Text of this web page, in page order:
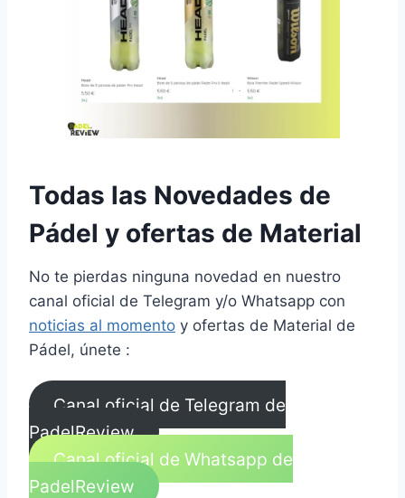
Todas las Novedades de
Pádel y ofertas de Material
No te pierdas ninguna novedad en nuestro
canal oficial de Telegram y/o Whatsapp con
noticias al momento y ofertas de Material de
Pádel, únete :
Canal oficial de Telegram de
PadelReview
Canal oficial de Whatsapp de
PadelReview